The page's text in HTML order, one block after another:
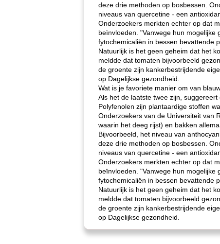
deze drie methoden op bosbessen.
niveaus van quercetine - een
Onderzoekers merkten echter op dat
beïnvloeden. "Vanwege hun
fytochemicaliën in bessen bevattende
Natuurlijk is het geen geheim dat het
meldde dat tomaten bijvoorbeeld
de groente zijn kankerbestrijdende
op Dagelijkse gezondheid.
Wat is je favoriete manier om van
Als het de laatste twee zijn,
Polyfenolen zijn plantaardige stoffen
Onderzoekers van de Universiteit van
waarin het deeg rijst) en bakken
Bijvoorbeeld, het niveau van
deze drie methoden op bosbessen.
niveaus van quercetine - een
Onderzoekers merkten echter op dat
beïnvloeden. "Vanwege hun
fytochemicaliën in bessen bevattende
Natuurlijk is het geen geheim dat het
meldde dat tomaten bijvoorbeeld
de groente zijn kankerbestrijdende
op Dagelijkse gezondheid.